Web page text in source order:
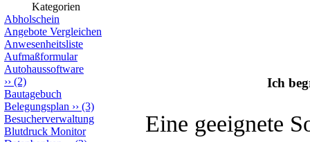
Kategorien
Abholschein
Angebote Vergleichen
Anwesenheitsliste
Aufmaßformular
Autohaussoftware
›› (2)
Bautagebuch
Belegungsplan ›› (3)
Besucherverwaltung
Blutdruck Monitor
Ich
Eine geeignete